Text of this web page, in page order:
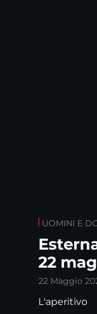
UOMINI E
22
22 Maggio
L'aperitivo